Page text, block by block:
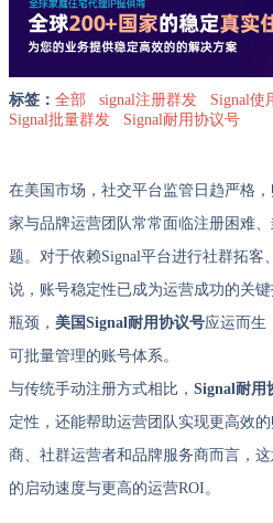
标签： 全部 signal注册群发 Signal使
Signal批量群发
Signal耐用协议号
在美国市场，社交平台监管日趋严格
家与品牌运营团队常常面临注册困难
题。对于依赖Signal平台进行社群拓
说，账号稳定性已成为运营成功的关
瓶颈， 美国Signal耐用协议号应运而生
可批量管理的账号体系。
与传统手动注册方式相比， Signal耐用
定性，还能帮助运营团队实现更高效
商、社群运营者和品牌服务商而言，
的启动速度与更高的运营ROI。